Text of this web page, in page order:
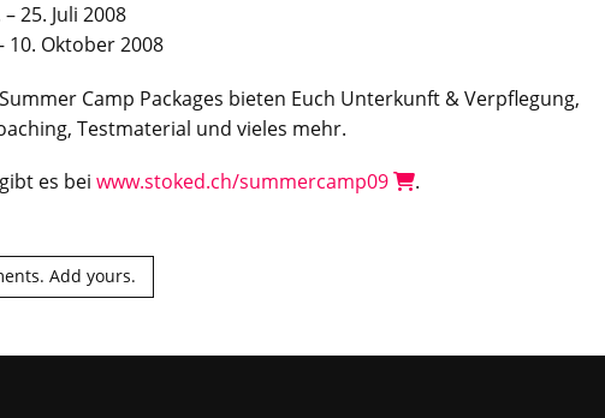
25. Juli 2008
10. Oktober 2008
Camp Packages bieten Euch Unterkunft & Verpflegung,
Testmaterial und vieles mehr.
es bei www.stoked.ch/summercamp09 .
Add yours.